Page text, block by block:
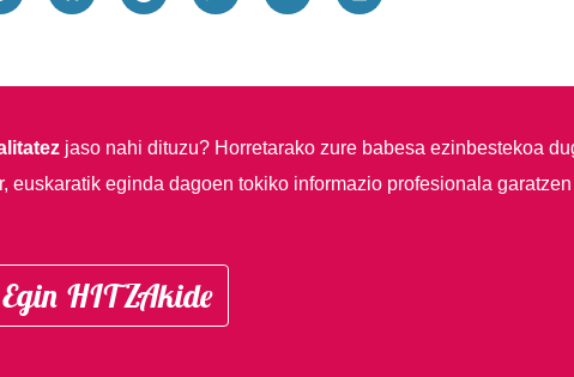
jaso nahi dituzu? Horretarako zure babesa ezinbestekoa
euskaratik eginda dagoen tokiko informazio profesionala garatzen
Egin HITZAkide